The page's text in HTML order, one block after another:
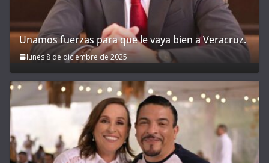
Unamos fuerzas para que le vaya bien a Veracruz.
lunes 8 de diciembre de 2025